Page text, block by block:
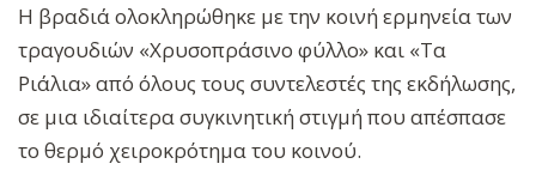
Η βραδιά ολοκληρώθηκε με την κοινή ερμηνεία των
τραγουδιών «Χρυσοπράσινο φύλλο» και «Τα
Ριάλια» από όλους τους συντελεστές της εκδήλωσης,
σε μια ιδιαίτερα συγκινητική στιγμή που απέσπασε
το θερμό χειροκρότημα του κοινού.